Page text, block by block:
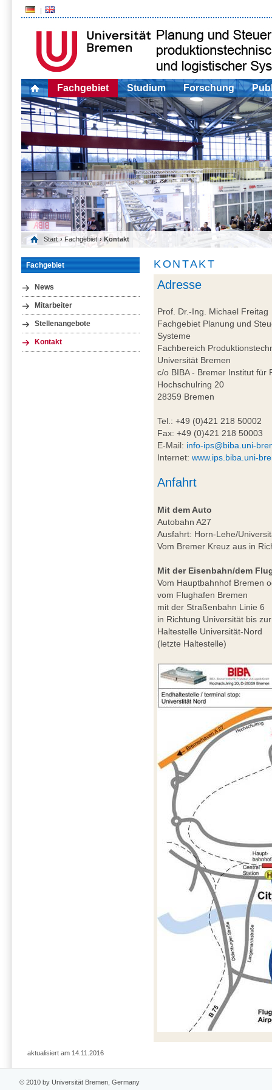
Fachgebiet Studium Forschung
Start › Fachgebiet › Kontakt
Fachgebiet
News
Mitarbeiter
Stellenangebote
Kontakt
KONTAKT
Adresse
Prof. Dr.-Ing. Michael Freitag
Fachgebiet Planung und
Systeme
Fachbereich
Universität Bremen
c/o BIBA - Bremer Institut für
Hochschulring 20
28359 Bremen
Tel.: +49 (0)421 218 50002
Fax: +49 (0)421 218 50003
E-Mail: info-ips@biba.uni-
Internet:www.ips.biba.uni-
Anfahrt
Mit dem Auto
Autobahn A27
Ausfahrt: Horn-Lehe/
Vom Bremer Kreuz aus in
Mit der Eisenbahn/dem
Vom Hauptbahnhof Bremen
vom Flughafen Bremen
mit der Straßenbahn Linie 6
in Richtung Universität bis zur
Haltestelle Universität-Nord
(letzte Haltestelle)
aktualisiert am 14.11.2016
© 2010 by Universität Bremen, Germany